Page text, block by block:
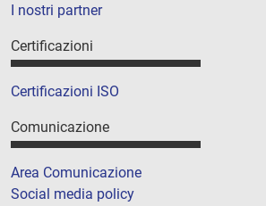
I nostri partner
Certificazioni
Certificazioni ISO
Comunicazione
Area Comunicazione
Social media policy